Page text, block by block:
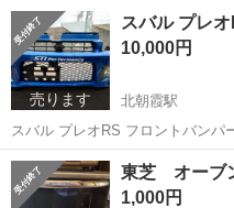
埼玉 朝霞市 北朝霞駅
売ります
スバル プレ
10,000円
北朝霞駅
スバル プレオRS フロントバンパ
埼玉 朝霞市 北朝霞駅
東芝 オーブ
1,000円